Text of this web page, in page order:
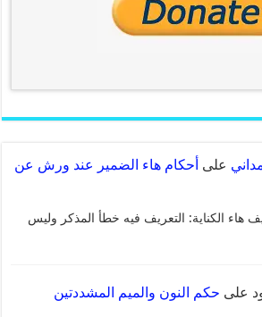
على أحكام هاء الضمير عند ورش عن
هاء الكناية: التعريف فيه خطأ المذكر وليس
على حكم النون والميم المشددتين